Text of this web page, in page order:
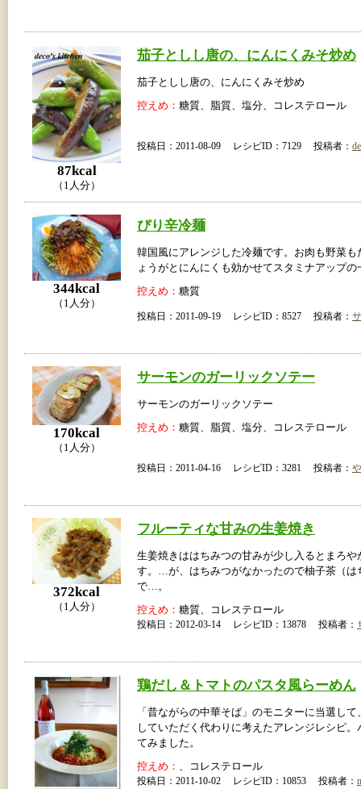
87kcal
（1人分）
茄子としし唐の、にんにくみそ炒め
茄子としし唐の、にんにくみそ炒め
控えめ： 糖質、脂質、塩分、コレステロール
投稿日：2011-08-09 レシピID：7129 投稿者：
344kcal
（1人分）
ぴり辛冷麺
韓国風にアレンジした冷麺です。お肉も野菜も
ょうがとにんにくも効かせてスタミナアップの
控えめ： 糖質
投稿日：2011-09-19 レシピID：8527 投稿者：
170kcal
（1人分）
サーモンのガーリックソテー
サーモンのガーリックソテー
控えめ： 糖質、脂質、塩分、コレステロール
投稿日：2011-04-16 レシピID：3281 投稿者：
372kcal
（1人分）
フルーティな甘みの生姜焼き
生姜焼きははちみつの甘みが少し入るとまろや
す。…が、はちみつがなかったので柚子茶（は
で…。
控えめ： 糖質、コレステロール
投稿日：2012-03-14 レシピID：13878 投稿者：
鶏だし＆トマトのパスタ風らーめん
「昔ながらの中華そば」のモニターに当選し
していただく代わりに考えたアレンジレシピ。
てみました。
控えめ： 、コレステロール
投稿日：2011-10-02 レシピID：10853 投稿者：